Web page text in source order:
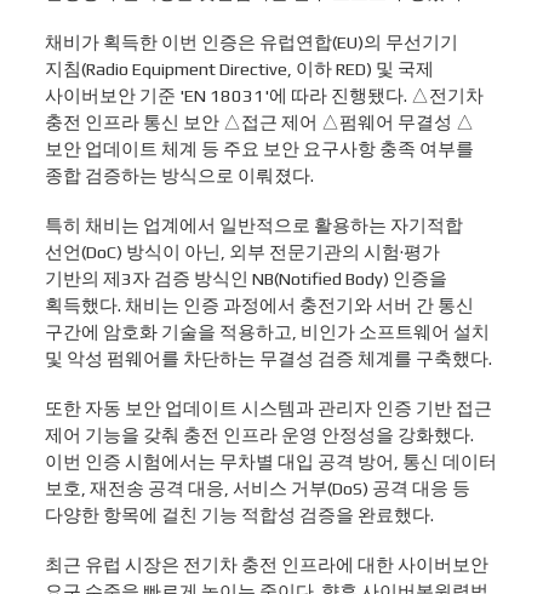
채비가 획득한 이번 인증은 유럽연합(EU)의 무선기기
지침(Radio Equipment Directive, 이하 RED) 및 국제
사이버보안 기준 'EN 18031'에 따라 진행됐다. △전기차
충전 인프라 통신 보안 △접근 제어 △펌웨어 무결성 △
보안 업데이트 체계 등 주요 보안 요구사항 충족 여부를
종합 검증하는 방식으로 이뤄졌다.
특히 채비는 업계에서 일반적으로 활용하는 자기적합
선언(DoC) 방식이 아닌, 외부 전문기관의 시험·평가
기반의 제3자 검증 방식인 NB(Notified Body) 인증을
획득했다. 채비는 인증 과정에서 충전기와 서버 간 통신
구간에 암호화 기술을 적용하고, 비인가 소프트웨어 설치
및 악성 펌웨어를 차단하는 무결성 검증 체계를 구축했다.
또한 자동 보안 업데이트 시스템과 관리자 인증 기반 접근
제어 기능을 갖춰 충전 인프라 운영 안정성을 강화했다.
이번 인증 시험에서는 무차별 대입 공격 방어, 통신 데이터
보호, 재전송 공격 대응, 서비스 거부(DoS) 공격 대응 등
다양한 항목에 걸친 기능 적합성 검증을 완료했다.
최근 유럽 시장은 전기차 충전 인프라에 대한 사이버보안